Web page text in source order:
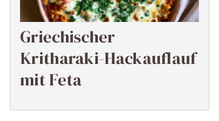
Griechischer
Kritharaki-Hackauflauf
mit Feta